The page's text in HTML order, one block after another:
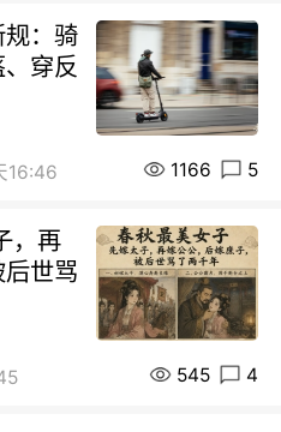
：骑
穿反
16:46 1166 5
，再
世骂
545 4